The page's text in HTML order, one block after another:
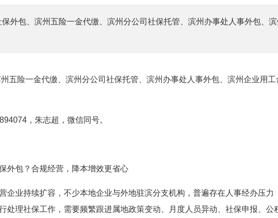
外包、滨州五险一金代缴、滨州分公司社保托管、滨州办事处人事外包、
州五险一金代缴、滨州分公司社保托管、滨州办事处人事外包、滨州企业用工
，朱志超，微信同号。
外包？合规经营，降本增效更省心
企业持续扩容，不少本地企业与外地驻滨分支机构，普遍存在人事经办压力
处理社保工作，需要频繁跟进属地政策变动、月度人员异动、社保申报、公